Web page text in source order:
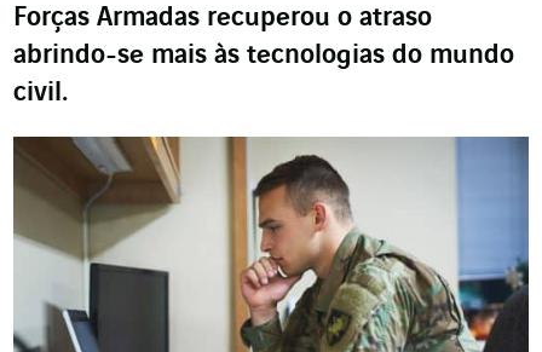
Forças Armadas recuperou o atraso
abrindo-se mais às tecnologias do mundo
civil.